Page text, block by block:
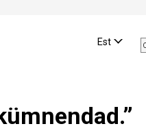
Est